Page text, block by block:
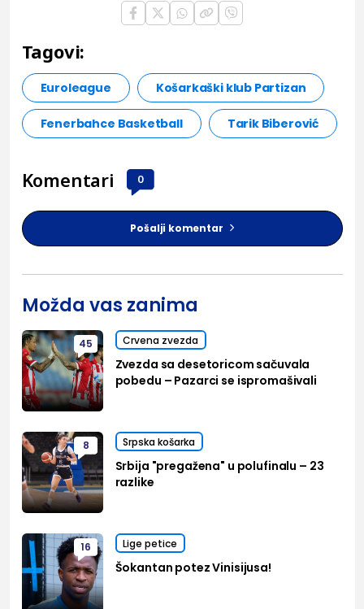
Tagovi:
Euroleague Košarkaški klub Partizan
Fenerbahce Basketball Tarik Biberović
Komentari 0
Pošalji komentar
Možda vas zanima
45 Crvena zvezda
Zvezda sa desetoricom sačuvala
pobedu – Pazarci se ispromašivali
8 Srpska košarka
Srbija "pregažena" u polufinalu – 23
razlike
16 Lige petice
Šokantan potez Vinisijusa!